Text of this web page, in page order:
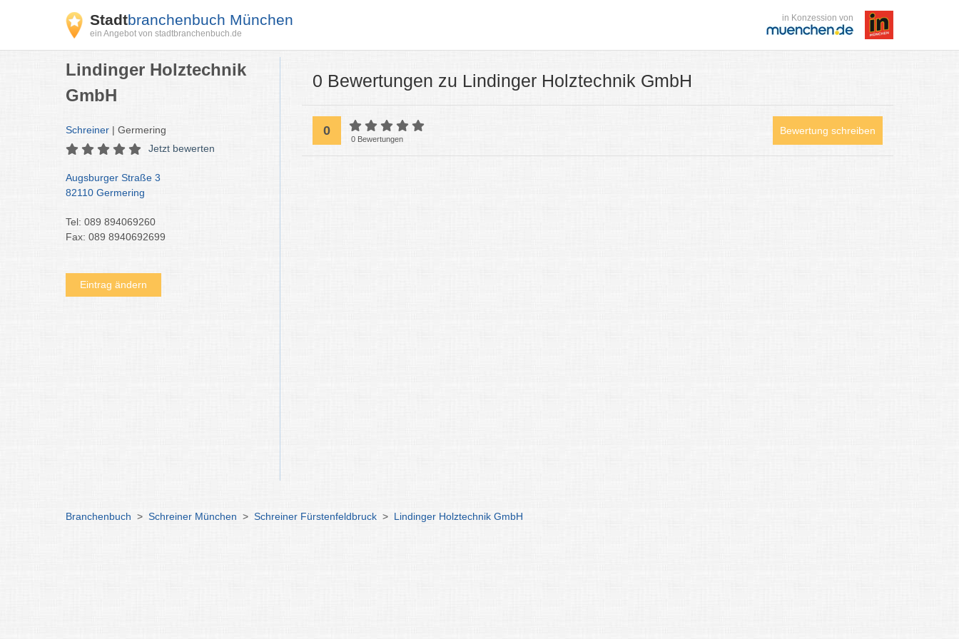
Stadtbranchenbuch München
ein Angebot von stadtbranchenbuch.de
in Konzession von
Lindinger Holztechnik
GmbH
Schreiner | Germering
Jetzt bewerten
Augsburger Straße 3
82110 Germering
Tel: 089 894069260
Fax: 089 8940692699
Eintrag ändern
0 Bewertungen zu Lindinger Holztechnik GmbH
0
0 Bewertungen
Bewertung schreiben
Branchenbuch > Schreiner München > Schreiner Fürstenfeldbruck > Lindinger Holztechnik GmbH